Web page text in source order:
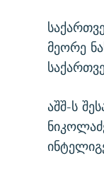
მეორე
აშშ-ს